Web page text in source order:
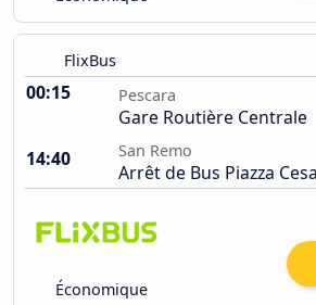
FlixBus
00:15 Pescara
Gare Routière Centrale
14:40
San Remo
Arrêt de Bus Piazza
Économique